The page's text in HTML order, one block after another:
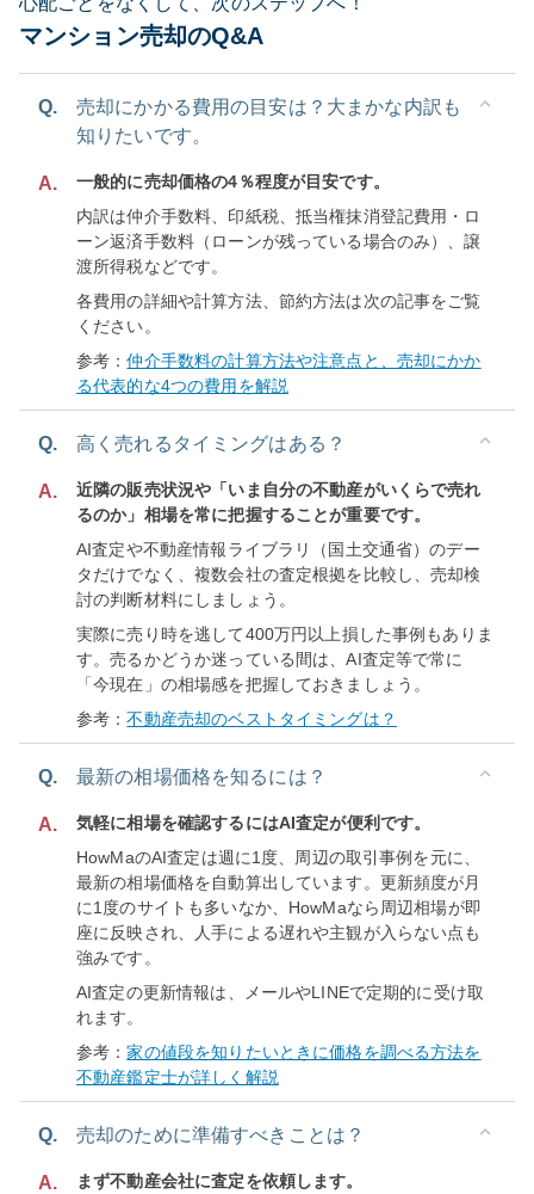
マンション売却のQ&A
Q.
売却にかかる費用の目安は？大まかな内訳も
知りたいです。
A.
一般的に売却価格の4％程度が目安です。
内訳は仲介手数料、印紙税、抵当権抹消登記費用・ロ
ーン返済手数料（ローンが残っている場合のみ）、譲
渡所得税などです。
各費用の詳細や計算方法、節約方法は次の記事をご覧
ください。
参考：仲介手数料の計算方法や注意点と、売却にかか
る代表的な4つの費用を解説
Q. 高く売れるタイミングはある？
A.
近隣の販売状況や「いま自分の不動産がいくらで売れ
るのか」相場を常に把握することが重要です。
AI査定や不動産情報ライブラリ（国土交通省）のデー
タだけでなく、複数会社の査定根拠を比較し、売却検
討の判断材料にしましょう。
実際に売り時を逃して400万円以上損した事例もありま
す。売るかどうか迷っている間は、AI査定等で常に
「今現在」の相場感を把握しておきましょう。
参考：不動産売却のベストタイミングは？
Q. 最新の相場価格を知るには？
A.
気軽に相場を確認するにはAI査定が便利です。
HowMaのAI査定は週に1度、周辺の取引事例を元に、
最新の相場価格を自動算出しています。更新頻度が月
に1度のサイトも多いなか、HowMaなら周辺相場が即
座に反映され、人手による遅れや主観が入らない点も
強みです。
AI査定の更新情報は、メールやLINEで定期的に受け取
れます。
参考：家の値段を知りたいときに価格を調べる方法を
不動産鑑定士が詳しく解説
Q. 売却のために準備すべきことは？
A.
まず不動産会社に査定を依頼します。